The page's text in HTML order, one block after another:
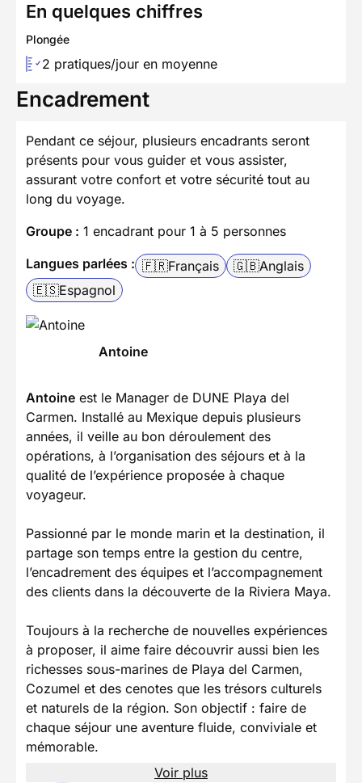
En quelques chiffres
Plongée
2 pratiques/jour en moyenne
Encadrement
Pendant ce séjour, plusieurs encadrants seront
présents pour vous guider et vous assister,
assurant votre confort et votre sécurité tout au
long du voyage.
Groupe : 1 encadrant pour 1 à 5 personnes
Langues parlées : 🇫🇷Français 🇬🇧Anglais
🇪🇸Espagnol
Antoine
Antoine est le Manager de DUNE Playa del
Carmen. Installé au Mexique depuis plusieurs
années, il veille au bon déroulement des
opérations, à l’organisation des séjours et à la
qualité de l’expérience proposée à chaque
voyageur.
Passionné par le monde marin et la destination, il
partage son temps entre la gestion du centre,
l’encadrement des équipes et l’accompagnement
des clients dans la découverte de la Riviera Maya.
Toujours à la recherche de nouvelles expériences
à proposer, il aime faire découvrir aussi bien les
richesses sous-marines de Playa del Carmen,
Cozumel et des cenotes que les trésors culturels
et naturels de la région. Son objectif : faire de
chaque séjour une aventure fluide, conviviale et
mémorable.
Voir plus